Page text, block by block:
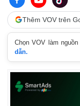
Bóng đá
Lịch thi đấu bóng đá
Thế giới thể thao
eSports
Hậu trường
Thêm VOV trên
Chọn VOV làm
dẫn.